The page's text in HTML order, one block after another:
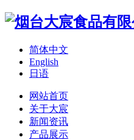
简体中文
English
日语
网站首页
关于大宸
新闻资讯
产品展示